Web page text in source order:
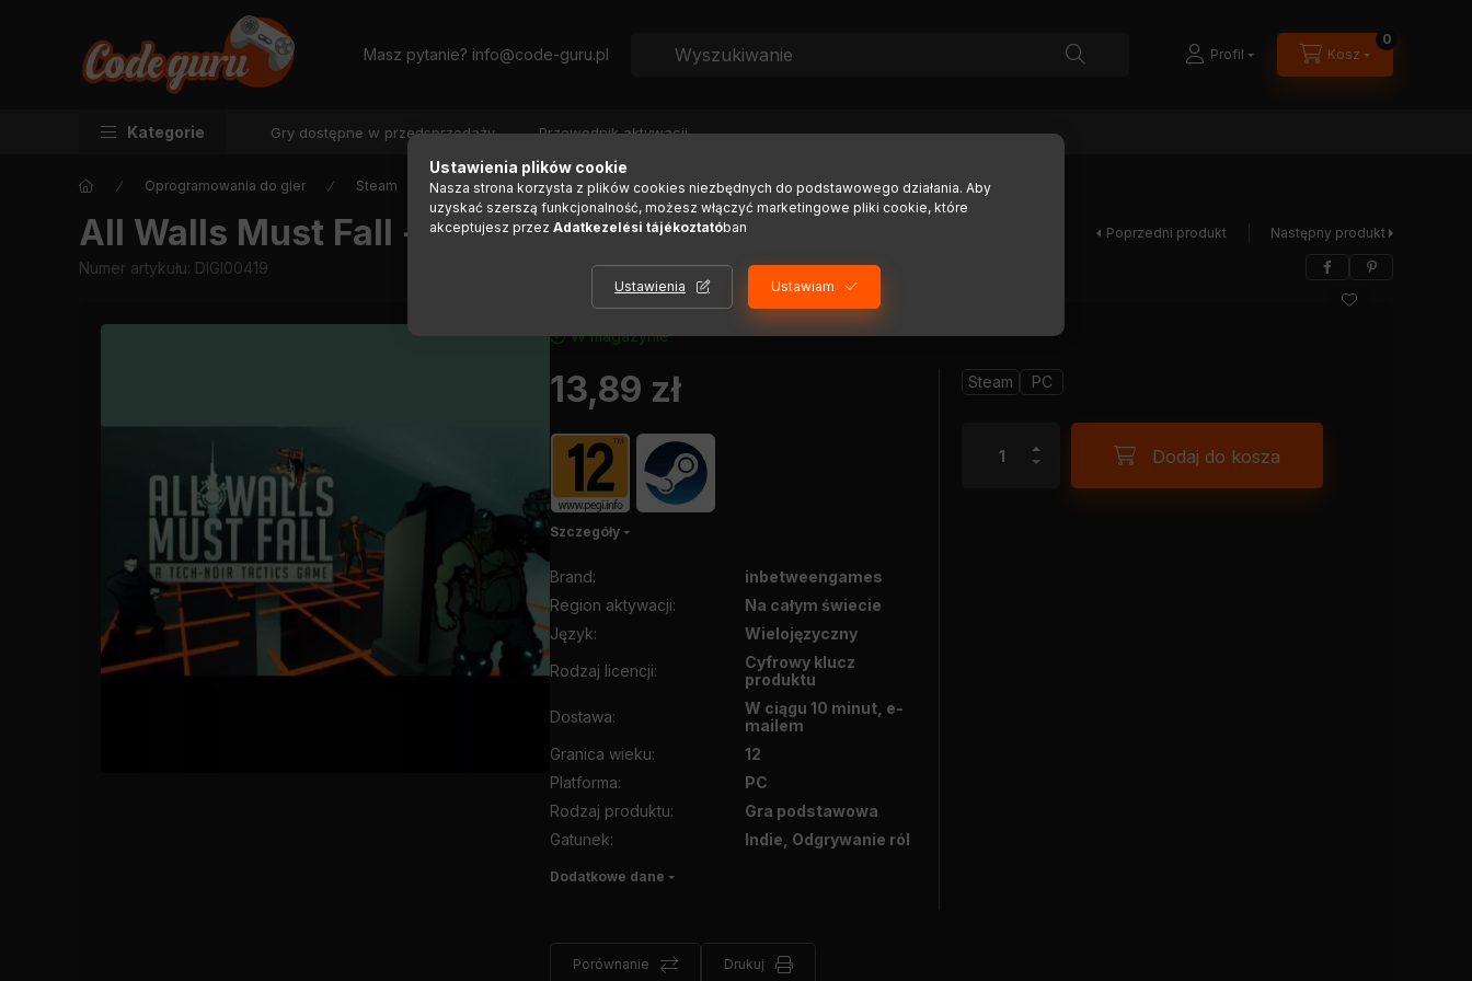
Masz pytanie? info@code-guru.pl Profil Kosz
0
Kategorie Gry dostępne w przedsprzedaży Przewodnik aktywacji
Oprogramowania do gier Steam
Poprzedni produkt Następny produkt
All Walls Must Fall - A Tech-Noir Tactics Game
Numer artykułu: DIGI00419
W magazynie
13,89 zł
Szczegóły
Brand:
inbetweengames
Region aktywacji:
Na całym świecie
Język:
Wielojęzyczny
Rodzaj licencji:
Cyfrowy klucz
produktu
Dostawa:
W ciągu 10 minut, e-
mailem
Granica wieku:
12
Platforma:
PC
Rodzaj produktu:
Gra podstawowa
Gatunek: Indie, Odgrywanie ról
Dodatkowe dane
Steam PC
Dodaj do kosza
Porównanie Drukuj
Ustawienia plików cookie
Nasza strona korzysta z plików cookies niezbędnych do podstawowego działania. Aby
uzyskać szerszą funkcjonalność, możesz włączyć marketingowe pliki cookie, które
akceptujesz przez Adatkezelési tájékoztatóban
Ustawienia Ustawiam